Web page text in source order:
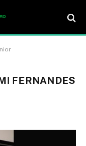
FERNANDES